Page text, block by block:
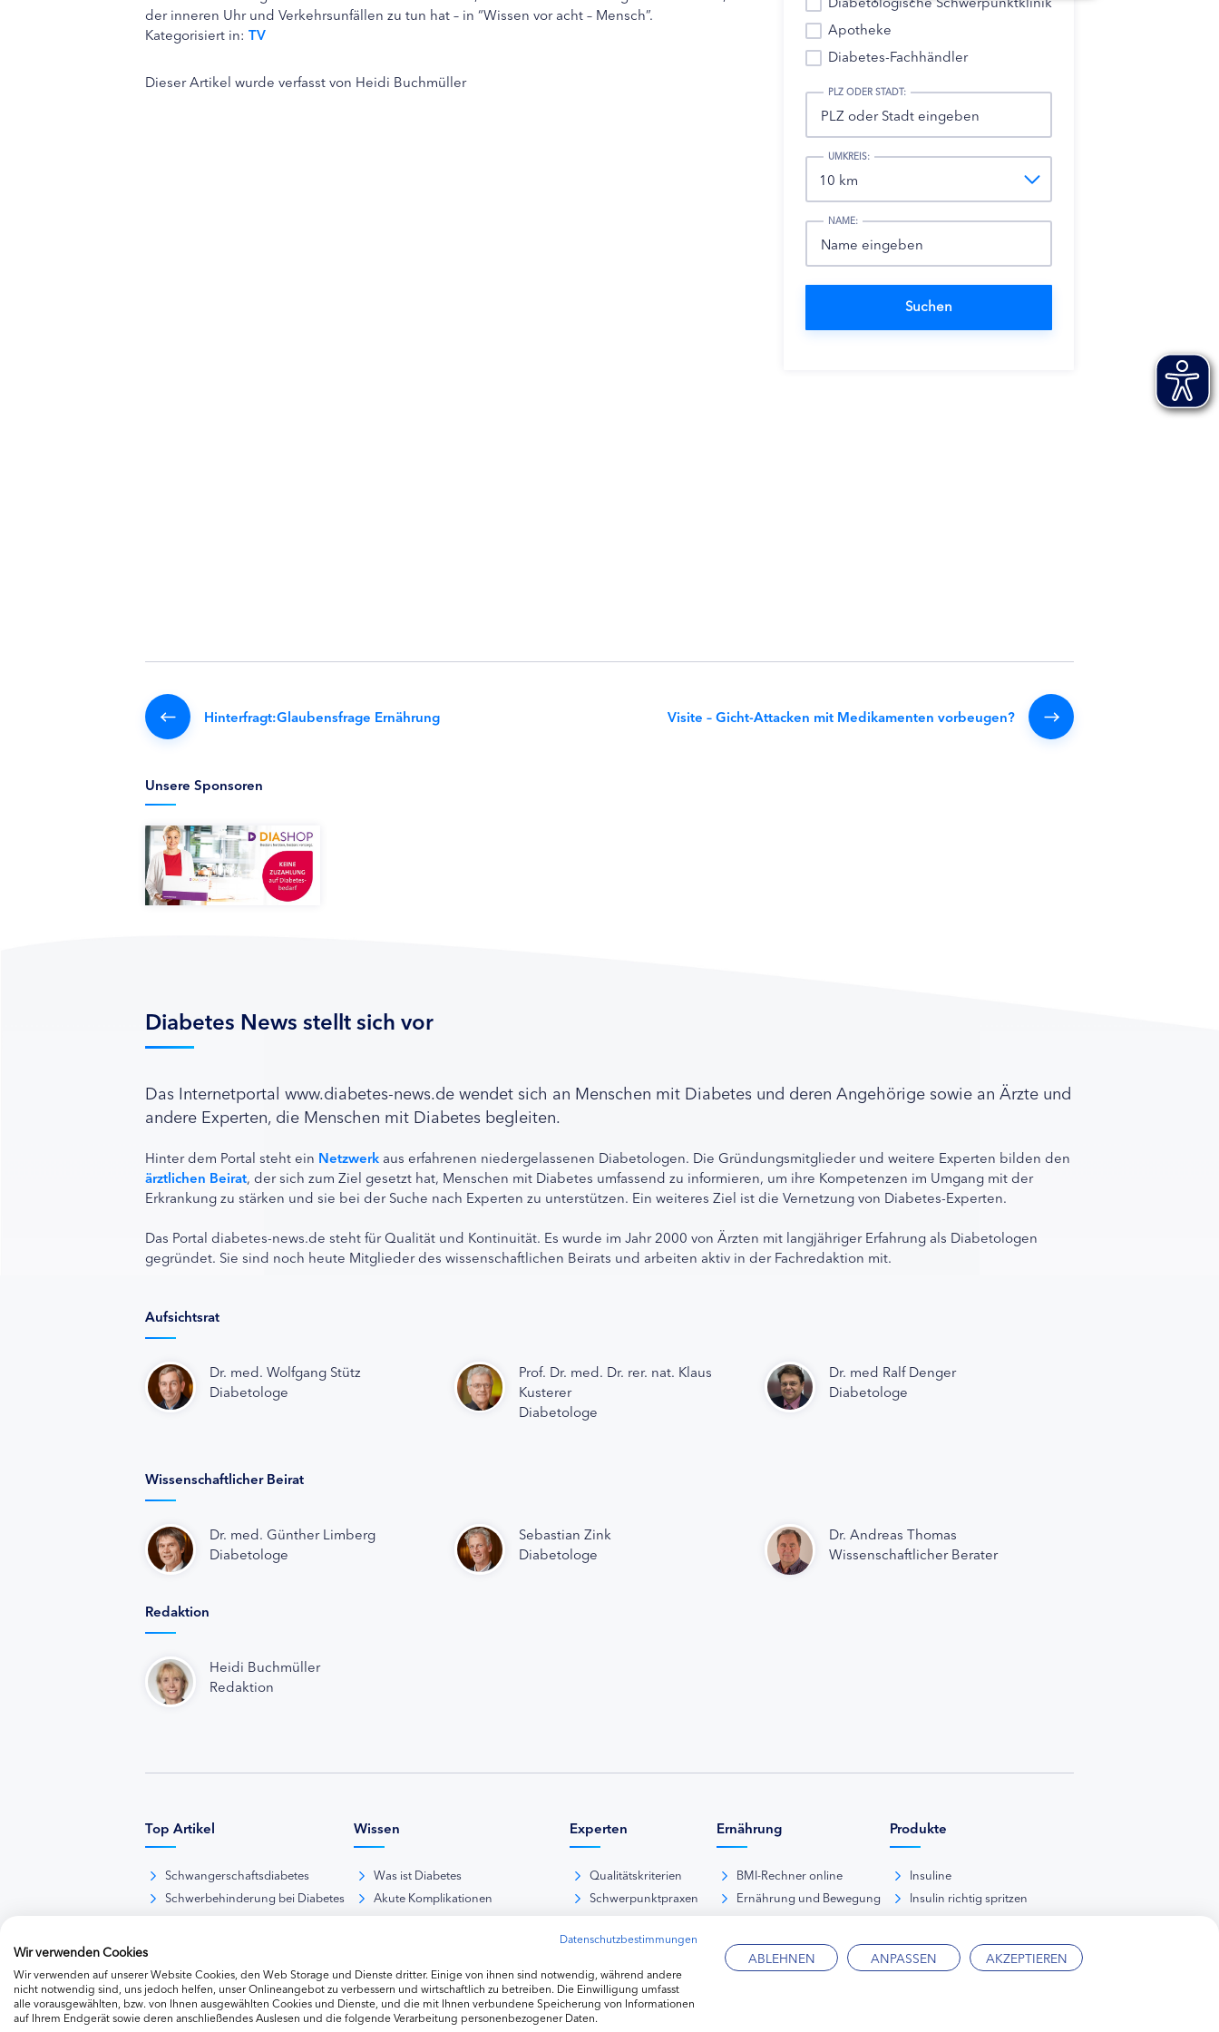
der inneren Uhr und Verkehrsunfällen zu tun hat – in “Wissen vor acht – Mensch”.
Kategorisiert in: TV
Dieser Artikel wurde verfasst von Heidi Buchmüller
Hinterfragt:Glaubensfrage Ernährung Visite – Gicht-Attacken mit Medikamenten vorbeugen?
Apotheke
Diabetes-Fachhändler
PLZ ODER STADT:
UMKREIS:
NAME:
Unsere Sponsoren
Diabetes News stellt sich vor
Das Internetportal www.diabetes-news.de wendet sich an Menschen mit Diabetes und deren Angehörige sowie an Ärzte und
andere Experten, die Menschen mit Diabetes begleiten.
Hinter dem Portal steht ein Netzwerk aus erfahrenen niedergelassenen Diabetologen. Die Gründungsmitglieder und weitere Experten bilden den
ärztlichen Beirat, der sich zum Ziel gesetzt hat, Menschen mit Diabetes umfassend zu informieren, um ihre Kompetenzen im Umgang mit der
Erkrankung zu stärken und sie bei der Suche nach Experten zu unterstützen. Ein weiteres Ziel ist die Vernetzung von Diabetes-Experten.
Das Portal diabetes-news.de steht für Qualität und Kontinuität. Es wurde im Jahr 2000 von Ärzten mit langjähriger Erfahrung als Diabetologen
gegründet. Sie sind noch heute Mitglieder des wissenschaftlichen Beirats und arbeiten aktiv in der Fachredaktion mit.
Aufsichtsrat
Dr. med. Wolfgang Stütz
Diabetologe
Prof. Dr. med. Dr. rer. nat. Klaus
Kusterer
Diabetologe
Dr. med Ralf Denger
Diabetologe
Wissenschaftlicher Beirat
Dr. med. Günther Limberg
Diabetologe
Sebastian Zink
Diabetologe
Dr. Andreas Thomas
Wissenschaftlicher Berater
Redaktion
Heidi Buchmüller
Redaktion
Top Artikel
Schwangerschaftsdiabetes
Schwerbehinderung bei Diabetes
Wissen
Was ist Diabetes
Akute Komplikationen
Therapie Typ-2-Diabetes
Weitere hormonelle Erkrankungen
Experten
Qualitätskriterien
Schwerpunktpraxen
Kliniken
Diabetes-Fachhändler
Ernährung
BMI-Rechner online
Ernährung und Bewegung
Lebensmittelkunde
Produkte
Insuline
Insulin richtig spritzen
Datenschutzbestimmungen
Wir verwenden Cookies
Wir verwenden auf unserer Website Cookies, den Web Storage und Dienste dritter. Einige von ihnen sind notwendig, während andere
nicht notwendig sind, uns jedoch helfen, unser Onlineangebot zu verbessern und wirtschaftlich zu betreiben. Die Einwilligung umfasst
alle vorausgewählten, bzw. von Ihnen ausgewählten Cookies und Dienste, und die mit Ihnen verbundene Speicherung von Informationen
auf Ihrem Endgerät sowie deren anschließendes Auslesen und die folgende Verarbeitung personenbezogener Daten.
ABLEHNEN ANPASSEN AKZEPTIEREN